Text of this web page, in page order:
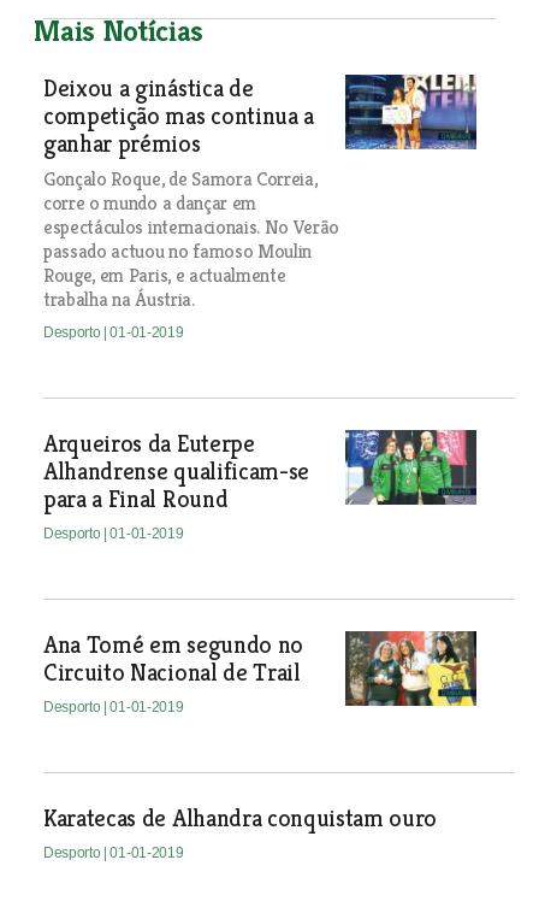
Mais Notícias
Deixou a ginástica de
competição mas continua a
ganhar prémios
Gonçalo Roque, de Samora Correia,
corre o mundo a dançar em
espectáculos internacionais. No Verão
passado actuou no famoso Moulin
Rouge, em Paris, e actualmente
trabalha na Áustria.
Desporto | 01-01-2019
Arqueiros da Euterpe
Alhandrense qualificam-se
para a Final Round
Desporto | 01-01-2019
Ana Tomé em segundo no
Circuito Nacional de Trail
Desporto | 01-01-2019
Karatecas de Alhandra conquistam ouro
Desporto | 01-01-2019